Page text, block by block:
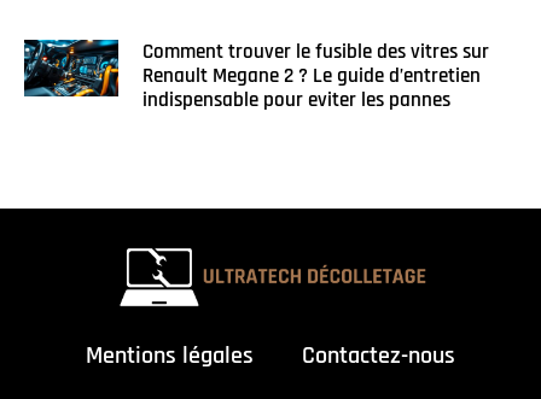
Comment trouver le fusible des vitres sur
Renault Megane 2 ? Le guide d’entretien
indispensable pour eviter les pannes
Mentions légales Contactez-nous